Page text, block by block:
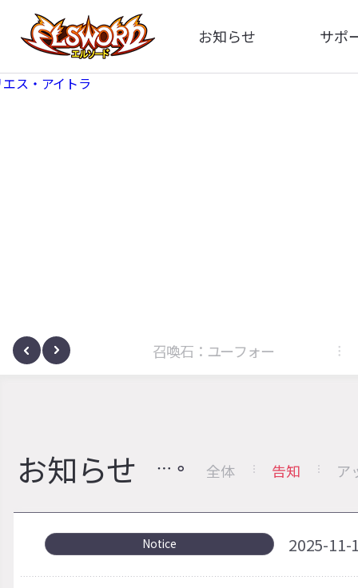
お知らせ
全体
サポ
サノヴァ 召喚石：ユーフォー
お知らせ 全体 告知 ア
Notice 2025-11-